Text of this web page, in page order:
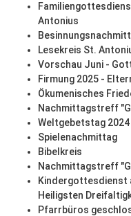
Antonius
Lesekreis St.
Vorschau Juni -
Firmung 2025 -
Ökumenisches
Nachmittagstreff
Weltgebetstag
Spielenachmittag
Bibelkreis
Nachmittagstreff
Kindergottesdienst
Heiligsten
Pfarrbüros